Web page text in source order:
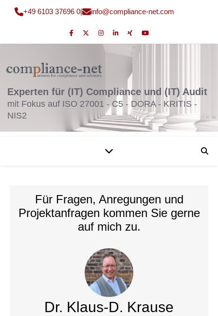
+49 6103 37696 0| moc.t
en-ec
nailp
moc@o
fni
Experten für (IT) Compliance und (IT) Audit
mit Fokus auf ISO 27001 - C5 - DORA - KRITIS -
NIS2
Für Fragen, Anregungen und
Projektanfragen kommen Sie gerne
auf mich zu.
Dr. Klaus-D. Krause